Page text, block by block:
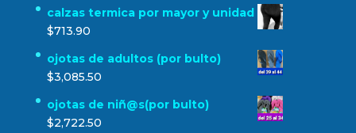
calzas termica por mayor y unidad
$713.90
ojotas de adultos (por bulto)
$3,085.50
ojotas de niñ@s(por bulto)
$2,722.50